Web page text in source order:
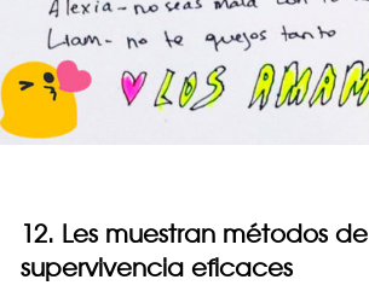
12. Les muestran métodos de
supervivencia eficaces